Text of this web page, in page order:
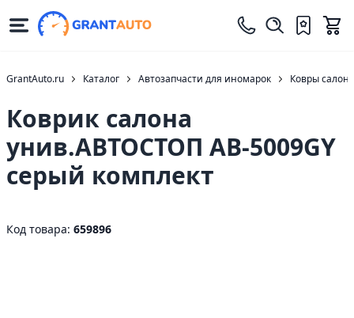
GrantAuto.ru Каталог Автозапчасти для иномарок Ковры салона
Коврик салона
унив.АВТОСТОП AB-5009GY
серый комплект
Код товара: 659896